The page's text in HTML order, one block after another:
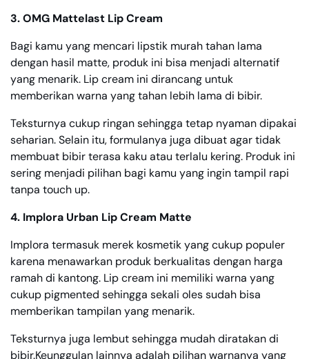
3. OMG Mattelast Lip Cream
Bagi kamu yang mencari lipstik murah tahan lama
dengan hasil matte, produk ini bisa menjadi alternatif
yang menarik. Lip cream ini dirancang untuk
memberikan warna yang tahan lebih lama di bibir.
Teksturnya cukup ringan sehingga tetap nyaman dipakai
seharian. Selain itu, formulanya juga dibuat agar tidak
membuat bibir terasa kaku atau terlalu kering. Produk ini
sering menjadi pilihan bagi kamu yang ingin tampil rapi
tanpa touch up.
4. Implora Urban Lip Cream Matte
Implora termasuk merek kosmetik yang cukup populer
karena menawarkan produk berkualitas dengan harga
ramah di kantong. Lip cream ini memiliki warna yang
cukup pigmented sehingga sekali oles sudah bisa
memberikan tampilan yang menarik.
Teksturnya juga lembut sehingga mudah diratakan di
bibir.Keunggulan lainnya adalah pilihan warnanya yang